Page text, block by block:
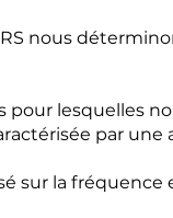
nous
pour lesquelles
par
sur la fréquence